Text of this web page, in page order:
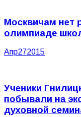
Москвичам нет
олимпиаде
Апр272015
Ученики
побывали на
духовной